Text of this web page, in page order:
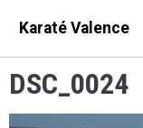
Karaté Valence
DSC_0024